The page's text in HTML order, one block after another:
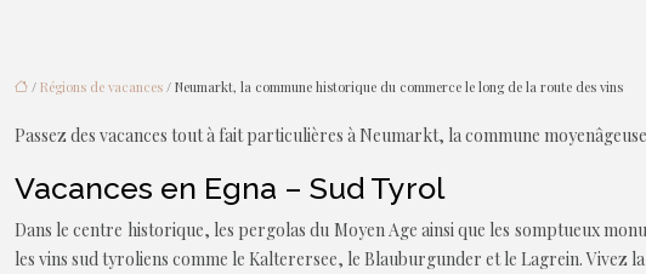
/ Régions de vacances / Neumarkt, la commune historique du commerce le long de la route des vins
Passez des vacances tout à fait particulières à Neumarkt, la commune
Vacances en Egna – Sud Tyrol
Dans le centre historique, les pergolas du Moyen Age ainsi que les somptueux
les vins sud tyroliens comme le Kalterersee, le Blauburgunder et le Lagrein. Vivez